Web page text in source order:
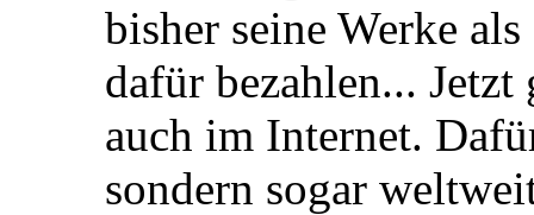
bisher seine Werke
dafür bezahlen... Jetzt
auch im Internet.
sondern sogar